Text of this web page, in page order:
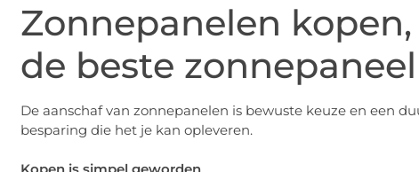
Zonnepanelen
de beste
De aanschaf van zonnepanelen is bewuste keuze en een
besparing die het je kan opleveren.